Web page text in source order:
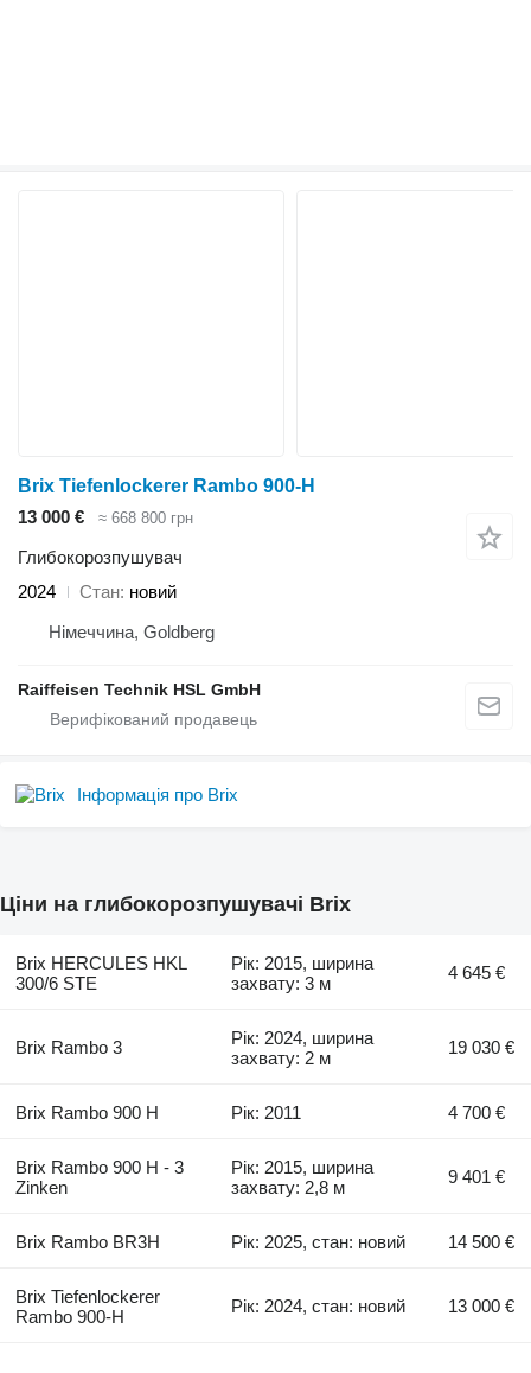
Brix Tiefenlockerer Rambo 900-H
13 000 €
≈ 668 800 грн
Глибокорозпушувач
2024
Стан новий
Німеччина, Goldberg
Raiffeisen Technik HSL GmbH
Інформація про Brix
Ціни на глибокорозпушувачі Brix
Brix HERCULES HKL
300/6 STE
Рік: 2015, ширина
захвату: 3 м
4 645 €
Brix Rambo 3
Рік: 2024, ширина
захвату: 2 м
19 030 €
Brix Rambo 900 H Рік: 2011 4 700 €
Brix Rambo 900 H - 3
Zinken
Рік: 2015, ширина
захвату: 2,8 м
9 401 €
Brix Rambo BR3H Рік: 2025, стан: новий 14 500 €
Brix Tiefenlockerer
Rambo 900-H
Рік: 2024, стан: новий 13 000 €